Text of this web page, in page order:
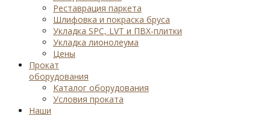
Реставрация паркета
Шлифовка и покраска бруса
Укладка SPC, LVT и ПВХ-плитки
Укладка лионолеума
Цены
Прокат
оборудования
Каталог оборудования
Условия проката
Наши